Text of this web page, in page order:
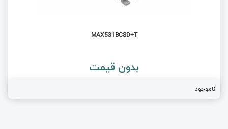
MAX531BCSD+T
بدون قیمت
ناموجود